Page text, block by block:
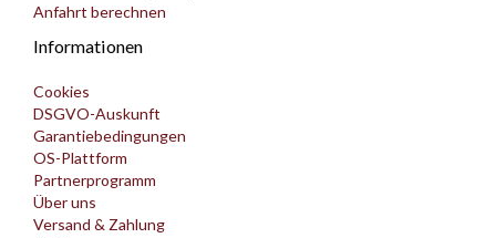
Anfahrt berechnen
Informationen
Cookies
DSGVO-Auskunft
Garantiebedingungen
OS-Plattform
Partnerprogramm
Über uns
Versand & Zahlung